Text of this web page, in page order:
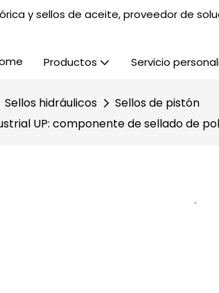
y sellos de aceite, proveedor de
Productos Servicio
Sellos hidráulicos
Sellos de pistón
UP: componente de sellado de